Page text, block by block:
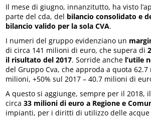
Il mese di giugno, innanzitutto, ha visto
parte del cda, del bilancio consolidato e
bilancio valido per la sola CVA.
I numeri del gruppo evidenziano un
di circa 141 milioni di euro, che supera di
il risultato del 2017. Sorride anche l’utile
del Gruppo Cva, che approda a quota
milioni, +50% sul 2017 – 40.7 milioni di
A questo si aggiunge, sempre per il 2018,
circa33 milioni di euro a Regione e
impianti, per i diritti di utilizzo delle